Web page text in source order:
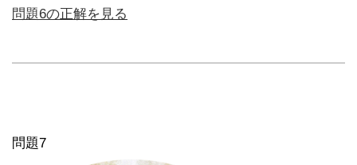
問題6の正解を見る
問題7